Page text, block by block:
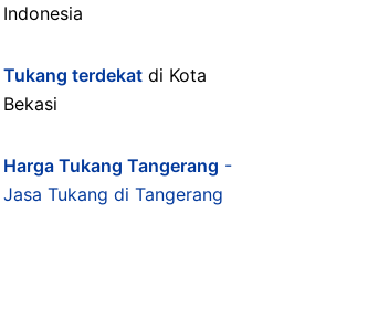
Indonesia
Tukang terdekatdi Kota
Bekasi
Harga Tukang Tangerang -
Jasa Tukang di Tangerang